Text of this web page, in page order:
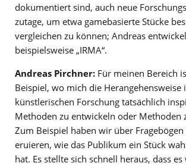
dokumentiert sind, auch neue
zutage, um etwa gamebasierte Stücke
vergleichen zu können; Andreas
beispielsweise „IRMA“.
Andreas Pirchner: Für meinen Bereich
Beispiel, wo mich die Herangehensweise
künstlerischen Forschung tatsächlich
Methoden zu entwickeln oder Methoden
Zum Beispiel haben wir über Fragebögen
eruieren, wie das Publikum ein Stück
hat. Es stellte sich schnell heraus, dass